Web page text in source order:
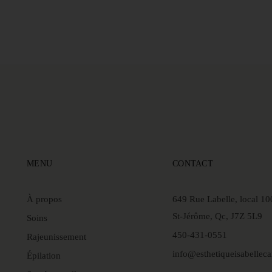
MENU
À propos
Soins
Rajeunissement
Épilation
CONTACT
649 Rue Labelle, local
St-Jérôme, Qc, J7Z 5L9
450-431-0551